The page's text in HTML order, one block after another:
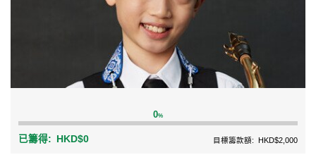
0%
已籌得: HKD$0 目標籌款額: HKD$2,000